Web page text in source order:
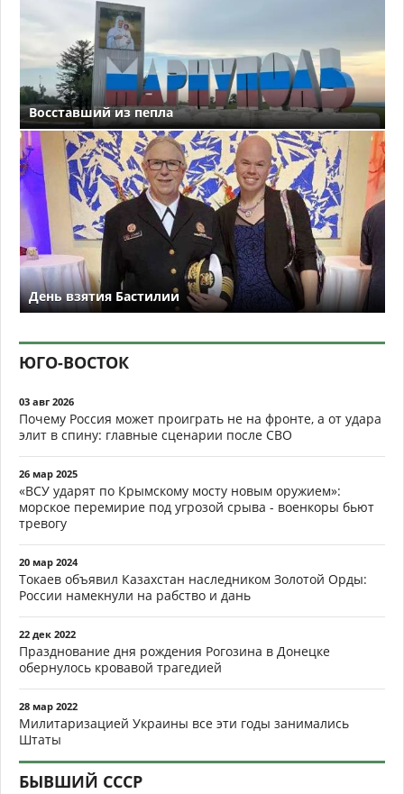
Восставший из пепла
День взятия Бастилии
ЮГО-ВОСТОК
03 авг 2026
Почему Россия может проиграть не на фронте, а от удара
элит в спину: главные сценарии после СВО
26 мар 2025
«ВСУ ударят по Крымскому мосту новым оружием»:
морское перемирие под угрозой срыва - военкоры бьют
тревогу
20 мар 2024
Токаев объявил Казахстан наследником Золотой Орды:
России намекнули на рабство и дань
22 дек 2022
Празднование дня рождения Рогозина в Донецке
обернулось кровавой трагедией
28 мар 2022
Милитаризацией Украины все эти годы занимались
Штаты
БЫВШИЙ СССР